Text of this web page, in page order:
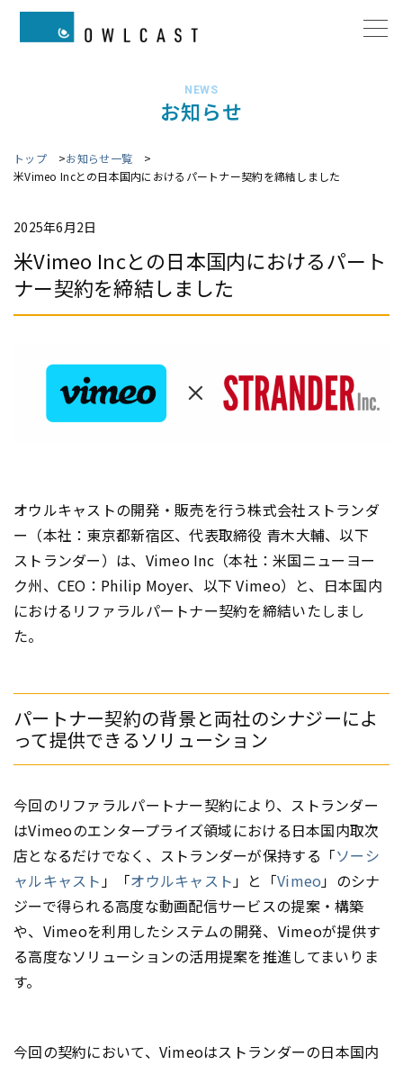
お知らせ
NEWS
トップ
お知らせ一覧
米Vimeo Incとの日本国内におけるパートナー契約を締結しました
2025年6月2日
米Vimeo Incとの日本国内におけるパート
ナー契約を締結しました
オウルキャストの開発・販売を行う株式会社ストランダ
ー（本社：東京都新宿区、代表取締役 青木大輔、以下
ストランダー）は、Vimeo Inc（本社：米国ニューヨー
ク州、CEO：Philip Moyer、以下 Vimeo）と、日本国内
におけるリファラルパートナー契約を締結いたしまし
た。
パートナー契約の背景と両社のシナジーによ
って提供できるソリューション
今回のリファラルパートナー契約により、ストランダー
はVimeoのエンタープライズ領域における日本国内取次
店となるだけでなく、ストランダーが保持する「ソーシ
ャルキャスト」「オウルキャスト」と「Vimeo」のシナ
ジーで得られる高度な動画配信サービスの提案・構築
や、Vimeoを利用したシステムの開発、Vimeoが提供す
る高度なソリューションの活用提案を推進してまいりま
す。
今回の契約において、Vimeoはストランダーの日本国内